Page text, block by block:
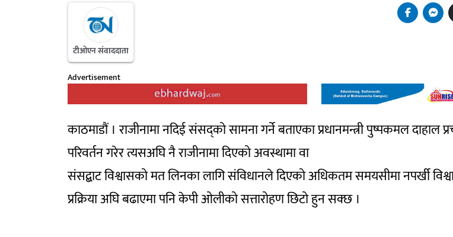
टीओएन संवाददाता
Advertisement
काठमाडौं । राजीनामा नदिई संसद्को सामना गर्ने बताएका प्रधानमन्त्री पुष्पकमल
परिवर्तन गरेर त्यसअघि नै राजीनामा दिएको अवस्थामा वा
संसद्बाट विश्वासको मत लिनका लागि संविधानले दिएको अधिकतम समयसीमा नपर्खी
प्रक्रिया अघि बढाएमा पनि केपी ओलीको सत्तारोहण छिटो हुन सक्छ ।